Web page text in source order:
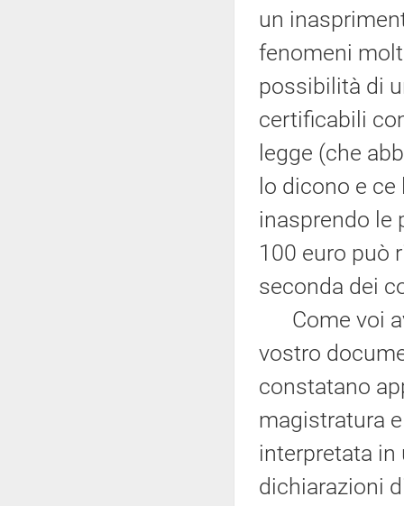
un
fenomeni
possibilità di
certificabili
legge (che
lo dicono e
inasprendo le
100 euro può
seconda dei
Come voi
vostro
constatano
magistratura
interpretata in
dichiarazioni